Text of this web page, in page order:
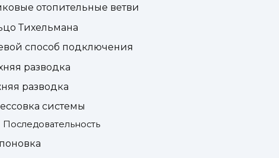
отопительные ветви
Тихельмана
способ подключения
разводка
разводка
системы
Последовательность